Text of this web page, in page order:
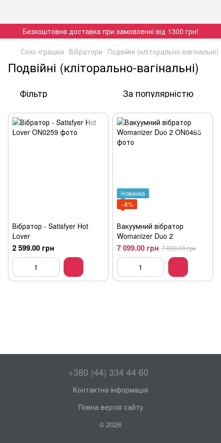
Безкоштовна доставка при замовленні від 1300 грн!
Секс-іграшки Вібратори Подвійні (кліторально-вагінальні)
Подвійні (кліторально-вагінальні)
Фільтр За популярністю
Вібратор - Satisfyer Hot
Lover
2 599.00 грн
Новинка
−8%
Вакуумний вібратор
Womanizer Duo 2
7 099.00 грн 7 699.00 грн
+380 (44) 334 44 60
Контактна інформація
Повна версія сайту
© 2026